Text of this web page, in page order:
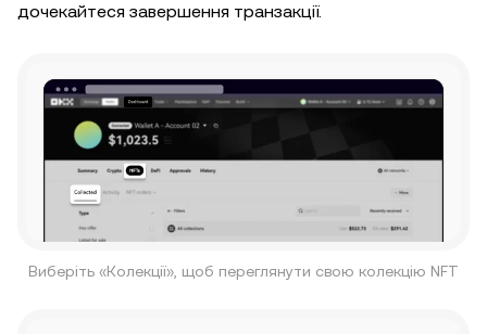
дочекайтеся завершення транзакції.
Виберіть «Колекції», щоб переглянути свою колекцію NFT